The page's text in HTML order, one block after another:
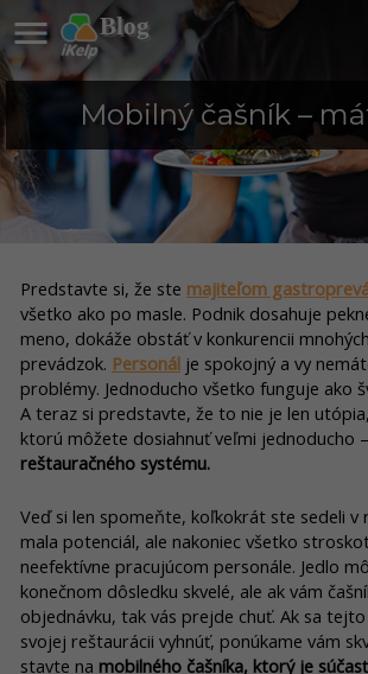
Blog

Mobilný čašník –
Predstavte si, že ste majiteľom
všetko ako po masle. Podnik dosahuje
meno, dokáže obstáť v konkurencii
prevádzok. Personál je spokojný a vy
problémy. Jednoducho všetko funguje ako
A teraz si predstavte, že to nie je len
ktorú môžete dosiahnuť veľmi jednoducho –
reštauračného systému.
Veď si len spomeňte, koľkokrát ste sedeli v
mala potenciál, ale nakoniec všetko
neefektívne pracujúcom personále. Jedlo
konečnom dôsledku skvelé, ale ak vám
objednávku, tak vás prejde chuť. Ak sa
svojej reštaurácii vyhnúť, ponúkame vám
stavte na mobilného čašníka, ktorý je